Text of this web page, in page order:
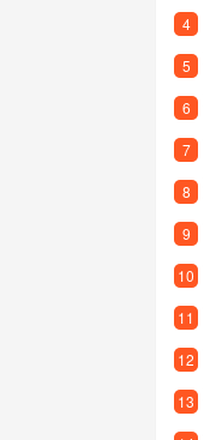
4
5
6
7
8
9
10
11
12
13